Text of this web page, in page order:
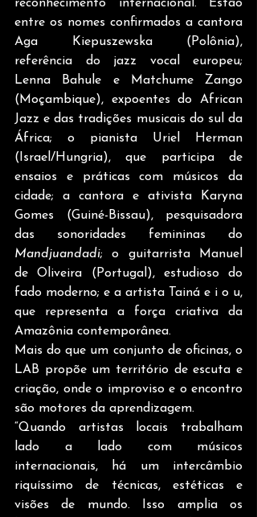
reconhecimento internacional. Estão
entre os nomes confirmados a cantora
Aga Kiepuszewska (Polônia),
referência do jazz vocal europeu;
Lenna Bahule e Matchume Zango
(Moçambique), expoentes do African
Jazz e das tradições musicais do sul da
África; o pianista Uriel Herman
(Israel/Hungria), que participa de
ensaios e práticas com músicos da
cidade; a cantora e ativista Karyna
Gomes (Guiné-Bissau), pesquisadora
Mandjuandadi; o guitarrista Manuel
de Oliveira (Portugal), estudioso do
fado moderno; e a artista Tainá e i o u,
que representa a força criativa da
Amazônia contemporânea.
Mais do que um conjunto de oficinas, o
LAB propõe um território de escuta e
criação, onde o improviso e o encontro
são motores da aprendizagem.
“Quando artistas locais trabalham
lado a lado com músicos
internacionais, há um intercâmbio
riquíssimo de técnicas, estéticas e
visões de mundo. Isso amplia os